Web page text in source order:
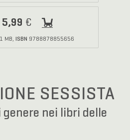
5,99 €
MB, ISBN 9788878855656
SESSISTA
nei libri delle